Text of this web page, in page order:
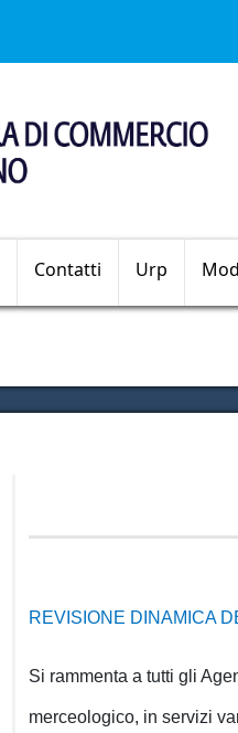
Contatti Urp
REVISIONE DINAMICA
Si rammenta a tutti gli
merceologico, in servizi